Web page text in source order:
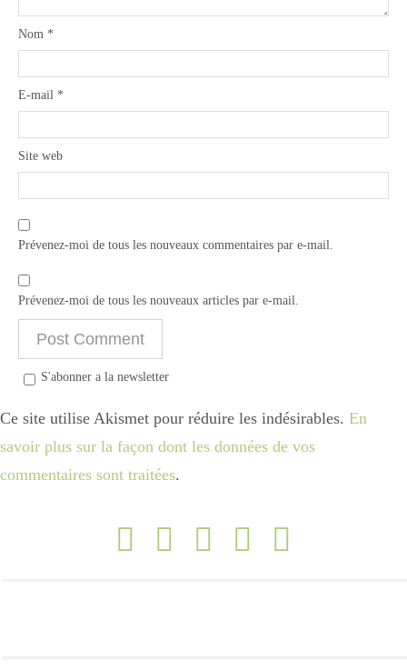
Nom *
E-mail *
Site web
Prévenez-moi de tous les nouveaux commentaires par e-mail.
Prévenez-moi de tous les nouveaux articles par e-mail.
S'abonner a la newsletter
Ce site utilise Akismet pour réduire les indésirables. En
savoir plus sur la façon dont les données de vos
commentaires sont traitées.